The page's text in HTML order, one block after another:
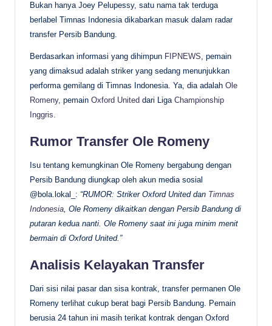
Bukan hanya Joey Pelupessy, satu nama tak terduga
berlabel Timnas Indonesia dikabarkan masuk dalam radar
transfer Persib Bandung.
Berdasarkan informasi yang dihimpun FIPNEWS, pemain
yang dimaksud adalah striker yang sedang menunjukkan
performa gemilang di Timnas Indonesia. Ya, dia adalah Ole
Romeny, pemain Oxford United dari Liga Championship
Inggris.
Rumor Transfer Ole Romeny
Isu tentang kemungkinan Ole Romeny bergabung dengan
Persib Bandung diungkap oleh akun media sosial
@bola.lokal_: “RUMOR: Striker Oxford United dan Timnas
Indonesia, Ole Romeny dikaitkan dengan Persib Bandung di
putaran kedua nanti. Ole Romeny saat ini juga minim menit
bermain di Oxford United.”
Analisis Kelayakan Transfer
Dari sisi nilai pasar dan sisa kontrak, transfer permanen Ole
Romeny terlihat cukup berat bagi Persib Bandung. Pemain
berusia 24 tahun ini masih terikat kontrak dengan Oxford